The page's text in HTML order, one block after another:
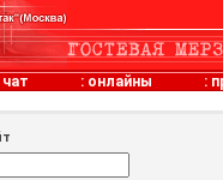
чат : онлайны :